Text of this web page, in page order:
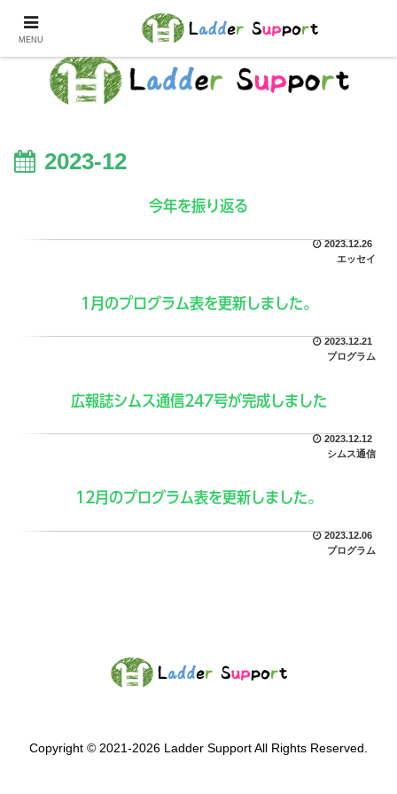
2023-12
今年を振り返る
2023.12.26
エッセイ
1月のプログラム表を更新しました。
2023.12.21
プログラム
広報誌シムス通信247号が完成しました
2023.12.12
シムス通信
12月のプログラム表を更新しました。
2023.12.06
プログラム
Copyright © 2021-2026 Ladder Support All Rights Reserved.
MENU